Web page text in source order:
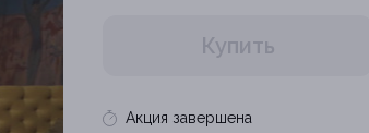
Купить
Акция завершена